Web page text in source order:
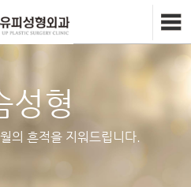
성형
의 흔적을 지워드립니다.